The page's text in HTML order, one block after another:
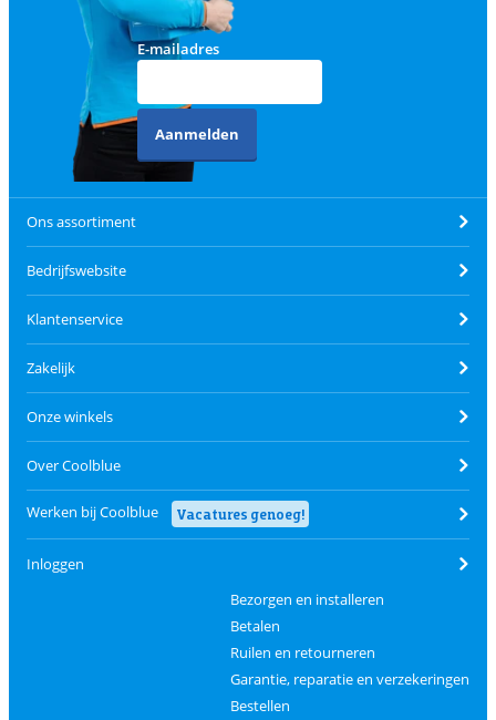
E-mailadres
Aanmelden
Ons assortiment
Bedrijfswebsite
Klantenservice
Zakelijk
Onze winkels
Over Coolblue
Werken bij Coolblue Vacatures genoeg!
Inloggen
Bezorgen en installeren
Betalen
Ruilen en retourneren
Garantie, reparatie en verzekeringen
Bestellen